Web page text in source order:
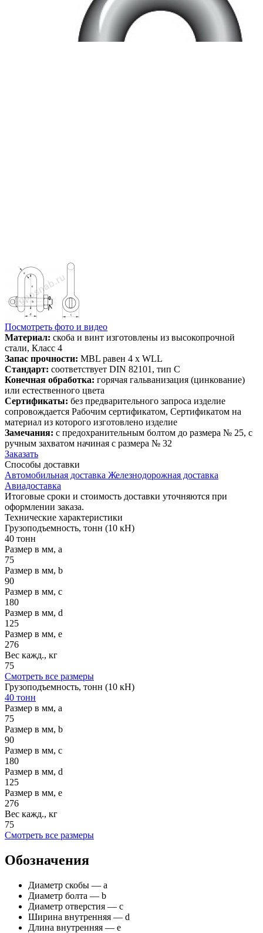
Посмотреть фото и видео
Материал: скоба и винт изготовлены из высокопрочной
стали, Класс 4
Запас прочности: MBL равен 4 x WLL
Стандарт: соответствует DIN 82101, тип С
Конечная обработка: горячая гальванизация (цинкование)
или естественного цвета
Сертификаты: без предварительного запроса изделие
сопровождается Рабочим сертификатом, Сертификатом на
материал из которого изготовлено изделие
Замечания: с предохранительным болтом до размера № 25, с
ручным захватом начиная с размера № 32
Заказать
Способы доставки
Автомобильная доставка Железнодорожная доставка
Авиадоставка
Итоговые сроки и стоимость доставки уточняются при
оформлении заказа.
Технические характеристики
Грузоподъемность, тонн (10 кН)
40 тонн
Размер в мм, a
75
Размер в мм, b
90
Размер в мм, c
180
Размер в мм, d
125
Размер в мм, e
276
Вес кажд., кг
75
Смотреть все размеры
Грузоподъемность, тонн (10 кН)
40 тонн
Размер в мм, a
75
Размер в мм, b
90
Размер в мм, c
180
Размер в мм, d
125
Размер в мм, e
276
Вес кажд., кг
75
Смотреть все размеры
Обозначения
Диаметр скобы — а
Диаметр болта — b
Диаметр отверстия — с
Ширина внутренняя — d
Длина внутренняя — е